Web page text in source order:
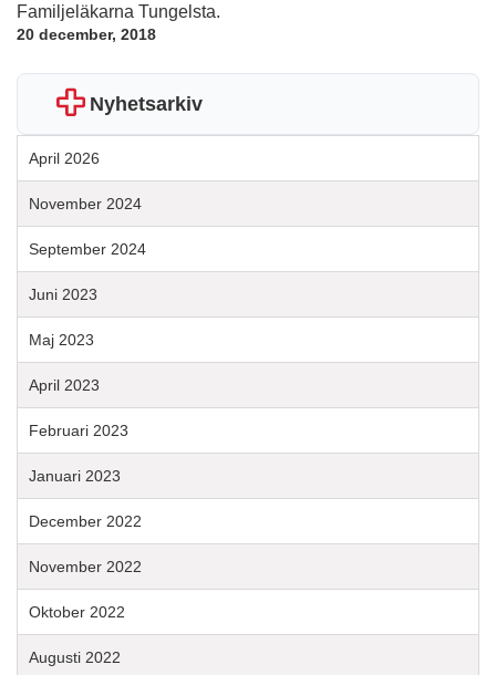
Familjeläkarna Tungelsta.
20 december, 2018
Nyhetsarkiv
April 2026
November 2024
September 2024
Juni 2023
Maj 2023
April 2023
Februari 2023
Januari 2023
December 2022
November 2022
Oktober 2022
Augusti 2022